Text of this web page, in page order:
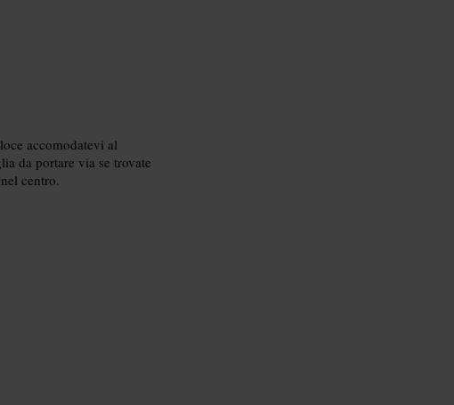
accomodatevi al
da portare via se trovate
centro.